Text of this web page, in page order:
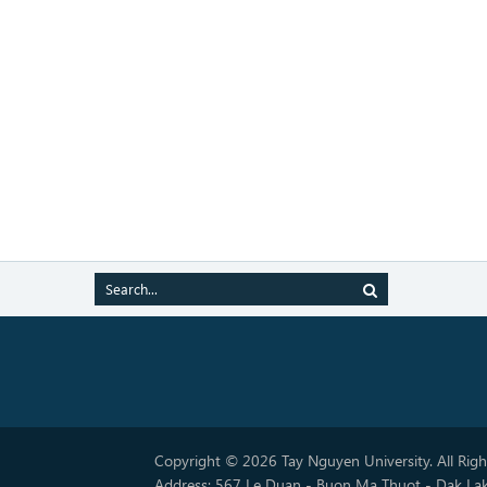
Copyright © 2026 Tay Nguyen University. All